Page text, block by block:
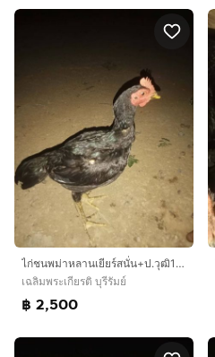
ไก่ชนพม่าหลานเยียร์สนั่น+ป.วุฒิ100
เฉลิมพระเกียรติ บุรีรัมย์
฿ 2,500